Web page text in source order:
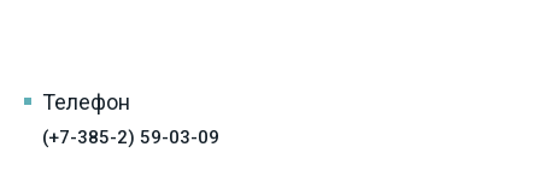
Телефон
(+7-385-2) 59-03-09